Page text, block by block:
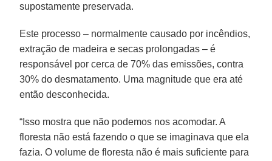
supostamente preservada.
Este processo – normalmente causado por incêndios,
extração de madeira e secas prolongadas – é
responsável por cerca de 70% das emissões, contra
30% do desmatamento. Uma magnitude que era até
então desconhecida.
“Isso mostra que não podemos nos acomodar. A
floresta não está fazendo o que se imaginava que ela
fazia. O volume de floresta não é mais suficiente para